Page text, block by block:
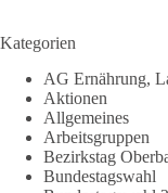
Kategorien
AG Ernährung,
Aktionen
Allgemeines
Arbeitsgruppen
Bezirkstag
Bundestagswahl